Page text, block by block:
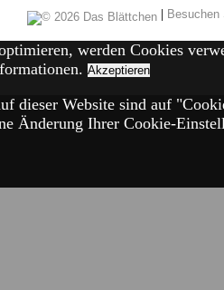
|
werden Cookies
Akzeptieren
dieser Website sind auf
Änderung Ihrer Cookie-